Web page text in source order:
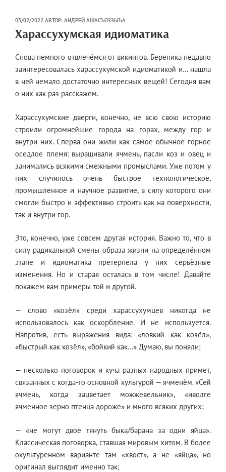
ОПУБЛИКОВАНО
03/02/2022 АВТОР: АНДРЕЙ АШАСЪОЗЗЫЪА
Харассухумская идиоматика
Снова немного отвлечёмся от викингов. Береника недавно
заинтересовалась харассухумской идиоматикой и… нашла
в ней немало достаточно интересных вещей! Сегодня вам
о них как раз расскажем.
Харассухумские дверги, конечно, не всю свою историю
строили огромнейшие города на горах, между гор и
внутри них. Сперва они жили как самое обычное горное
оседлое племя: выращивали ячмень, пасли коз и овец и
занимались всякими смежными промыслами. Уже потом у
них случилось очень быстрое технологическое,
промышленное и научное развитие, в силу которого они
смогли быстро и эффективно строить как на поверхности,
так и внутри гор.
Это, конечно, уже совсем другая история. Важно то, что в
силу радикальной смены образа жизни на определённом
этапе и идиоматика претерпела у них серьёзные
изменения. Но и старая осталась в том числе! Давайте
покажем вам примеры той и другой.
— слово «козёл» среди харассухумцев никогда не
использовалось как оскорбление. И не используется.
Напротив, есть выражения вида: «ловкий как козёл»,
«быстрый как козёл», «бойкий как…» Думаю, вы поняли;
— несколько поговорок и куча разных народных примет,
связанных с когда-то основной культурой — ячменём. «Сей
ячмень, когда зацветает можжевельник», «иволге
ячменное зерно птенца дороже» и много всяких других;
— «не могут двое тянуть быка/барана за одни яйца».
Классическая поговорка, ставшая мировым хитом. В более
окультуренном варианте там «хвост», а не «яйца», но
оригинал выглядит именно так;